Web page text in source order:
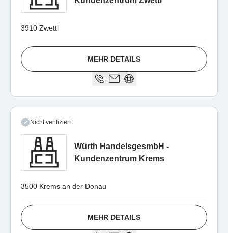
3910 Zwettl
MEHR DETAILS
Nicht verifiziert
Würth HandelsgesmbH -
Kundenzentrum Krems
3500 Krems an der Donau
MEHR DETAILS